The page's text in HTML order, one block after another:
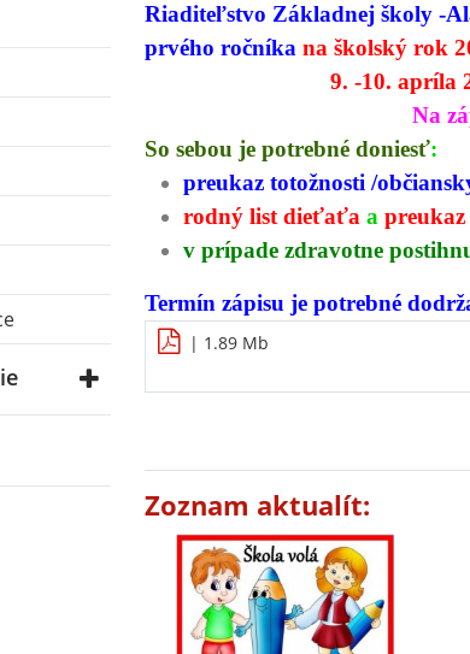
Riaditeľstvo Základnej školy -
prvého ročníka na školský rok
9. -10. apríla
Na
So sebou je potrebné doniesť:
preukaz totožnosti /
rodný list dieťaťa a
v prípade zdravotne
Termín zápisu je potrebné
| 1.89 Mb
Zoznam aktualít: